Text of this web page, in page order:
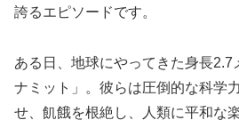
誇るエピソードです。
ある日、地球にやってきた身長2.7
ナミット」。彼らは圧倒的な科学
せ、飢餓を根絶し、人類に平和な